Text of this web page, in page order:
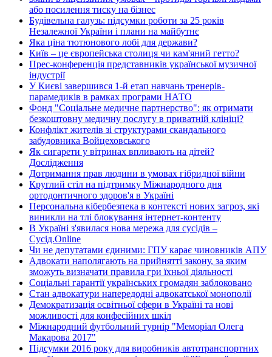
або посилення тиску на бізнес
Будівельна галузь: підсумки роботи за 25 років
Незалежної України і плани на майбутнє
Яка ціна тютюнового лобі для держави?
Київ – це європейська столиця чи кам'яний гетто?
Прес-конференція представників української музичної
індустрії
У Києві завершився 1-й етап навчань тренерів-
парамедиків в рамках програми НАТО
Фонд "Соціальне медичне партнерство": як отримати
безкоштовну медичну послугу в приватній клініці?
Конфлікт жителів зі структурами скандального
забудовника Войцеховського
Як сигарети у вітринах впливають на дітей?
Дослідження
Дотримання прав людини в умовах гібридної війни
Круглий стіл на підтримку Міжнародного дня
ортодонтичного здоров'я в Україні
Персональна кібербезпека в контексті нових загроз, які
виникли на тлі блокування інтернет-контенту
В Україні з'явилася нова мережа для сусідів –
Сусід.Online
Чи не депутатами єдиними: ГПУ карає чиновників АПУ
Адвокати наполягають на прийнятті закону, за яким
зможуть визначати правила гри їхньої діяльності
Соціальні гарантії українських громадян заблоковано
Стан адвокатури напередодні адвокатської монополії
Демократизація освітньої сфери в Україні та нові
можливості для конфесійних шкіл
Міжнародний футбольний турнір "Меморіал Олега
Макарова 2017"
Підсумки 2016 року для виробників автотранспортних